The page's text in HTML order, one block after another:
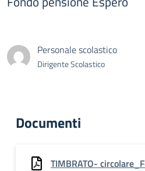
Personale scolastico
Dirigente Scolastico
Documenti
TIMBRATO-